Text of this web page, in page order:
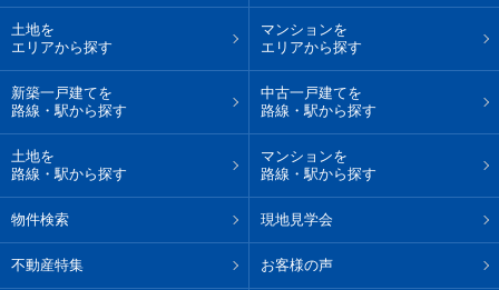
土地を
エリアから探す
マンションを
エリアから探す
新築一戸建てを
路線・駅から探す
中古一戸建てを
路線・駅から探す
土地を
路線・駅から探す
マンションを
路線・駅から探す
物件検索 現地見学会
不動産特集 お客様の声